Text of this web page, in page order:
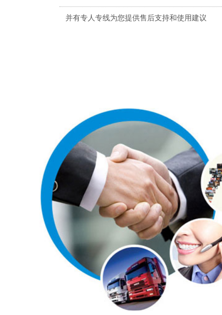
并有专人专线为您提供售后支持和使用建议